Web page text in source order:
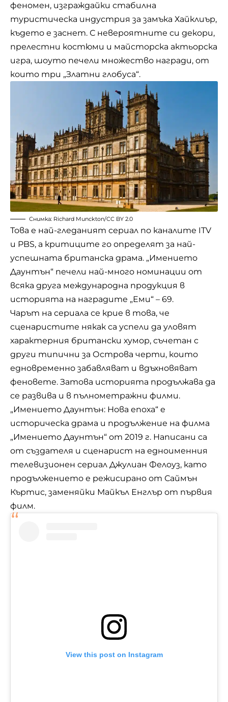
феномен, изграждайки стабилна
туристическа индустрия за замъка Хайклиър,
където е заснет. С невероятните си декори,
прелестни костюми и майсторска актьорска
игра, шоуто печели множество награди, от
които три „Златни глобуса“.
Снимка: Richard Munckton/CC BY 2.0
Това е най-гледаният сериал по каналите ITV
и PBS, а критиците го определят за най-
успешната британска драма. „Имението
Даунтън“ печели най-много номинации от
всяка друга международна продукция в
историята на наградите „Еми“ – 69.
Чарът на сериала се крие в това, че
сценаристите някак са успели да уловят
характерния британски хумор, съчетан с
други типични за Острова черти, които
едновременно забавляват и вдъхновяват
феновете. Затова историята продължава да
се развива и в пълнометражни филми.
„Имението Даунтън: Нова епоха“ е
историческа драма и продължение на филма
„Имението Даунтън“ от 2019 г. Написани са
от създателя и сценарист на едноименния
телевизионен сериал Джулиан Фелоуз, като
продължението е режисирано от Саймън
Къртис, заменяйки Майкъл Енглър от първия
филм.
View this post on Instagram